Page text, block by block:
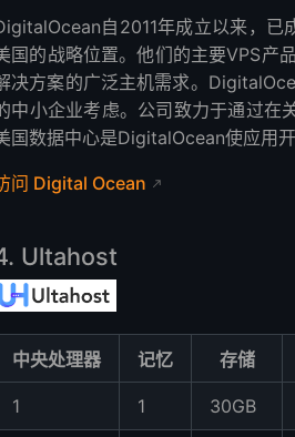
自2011年成立以来，已
国的战略位置。他们的主要VPS产
决方案的广泛主机需求。
中小企业考虑。公司致力于通过在
国数据中心是DigitalOcean使应用开
问 Digital Ocean
Ultahost
中央处理器 记忆 存储
1 1 30GB